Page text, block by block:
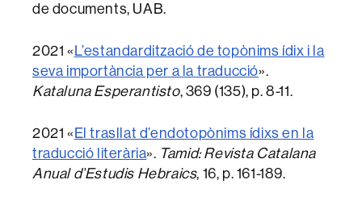
de documents, UAB.
2021 « L’estandardització de topònims ídix i la
seva importància per a la traducció».
Kataluna Esperantisto, 369 (135), p. 8-11.
2021 « El trasllat d’endotopònims ídixs en la
traducció literària». Tamid: Revista Catalana
Anual d’Estudis Hebraics, 16, p. 161-189.